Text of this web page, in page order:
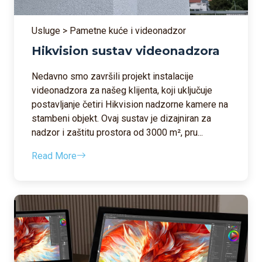
Usluge > Pametne kuće i videonadzor
Hikvision sustav videonadzora
Nedavno smo završili projekt instalacije
videonadzora za našeg klijenta, koji uključuje
postavljanje četiri Hikvision nadzorne kamere na
stambeni objekt. Ovaj sustav je dizajniran za
nadzor i zaštitu prostora od 3000 m², pru...
Read More